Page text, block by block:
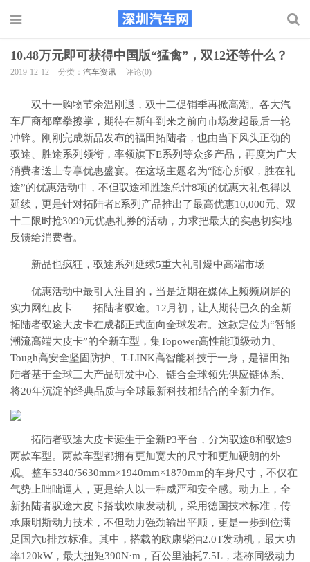
10.48万元即可获得中国版“猛禽”，双12还等什么？
2019-12-12 分类： 汽车资讯 评论(0)
双十一购物节余温刚退，双十二促销季再掀高潮。各大汽
车厂商都摩拳擦掌，期待在新年到来之前向市场发起最后一轮
冲锋。刚刚完成新品发布的福田拓陆者，也由当下风头正劲的
驭途、胜途系列领衔，率领旗下E系列等众多产品，再度为广大
消费者送上专享优惠盛宴。在这场主题名为“随心所驭，胜在礼
途”的优惠活动中，不但驭途和胜途总计8项的优惠大礼包得以
延续，更是针对拓陆者E系列产品推出了最高优惠10,000元、双
十二限时抢3099元优惠礼券的活动，力求把最大的实惠切实地
反馈给消费者。
新品也疯狂，驭途系列延续5重大礼引爆中高端市场
优惠活动中最引人注目的，当是近期在媒体上频频刷屏的
实力网红皮卡——拓陆者驭途。12月初，让人期待已久的全新
拓陆者驭途大皮卡在成都正式面向全球发布。这款定位为“智能
潮流高端大皮卡”的全新车型，集Topower高性能顶级动力、
Tough高安全坚固防护、T-LINK高智能科技于一身，是福田拓
陆者基于全球三大产品研发中心、链合全球领先供应链体系、
将20年沉淀的经典品质与全球最新科技相结合的全新力作。
拓陆者驭途大皮卡诞生于全新P3平台，分为驭途8和驭途9
两款车型。两款车型都拥有更加宽大的尺寸和更加硬朗的外
观。整车5340/5630mm×1940mm×1870mm的车身尺寸，不仅在
气势上咄咄逼人，更是给人以一种威严和安全感。动力上，全
新拓陆者驭途大皮卡搭载欧康发动机，采用德国技术标准，传
承康明斯动力技术，不但动力强劲输出平顺，更是一步到位满
足国六b排放标准。其中，搭载的欧康柴油2.0T发动机，最大功
率120kW，最大扭矩390N·m，百公里油耗7.5L，堪称同级动力